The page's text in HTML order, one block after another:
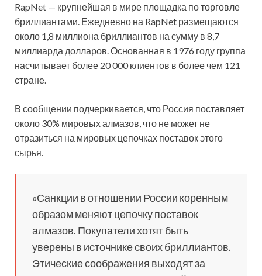
RapNet — крупнейшая в мире площадка по торговле
бриллиантами. Ежедневно на RapNet размещаются
около 1,8 миллиона бриллиантов на сумму в 8,7
миллиарда долларов. Основанная в 1976 году группа
насчитывает более 20 000 клиентов в более чем 121
стране.
В сообщении подчеркивается, что Россия поставляет
около 30% мировых алмазов, что не может не
отразиться на мировых цепочках поставок этого
сырья.
«Санкции в отношении России коренным
образом меняют цепочку поставок
алмазов. Покупатели хотят быть
уверены в источнике своих бриллиантов.
Этические соображения выходят за